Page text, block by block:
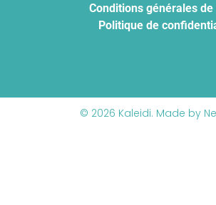
Conditions générales de
Politique de
© 2026 Kaleidi. Made by